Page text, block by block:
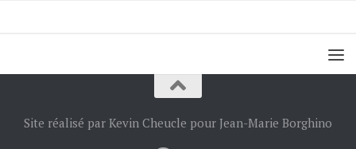
Site réalisé par Kevin Cheucle pour Jean-Marie Borghino